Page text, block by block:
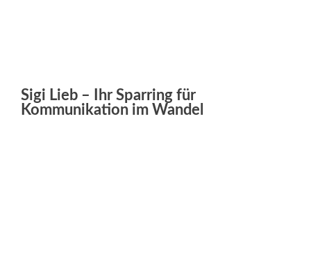
Sigi Lieb – Ihr Sparring für
Kommunikation im Wandel